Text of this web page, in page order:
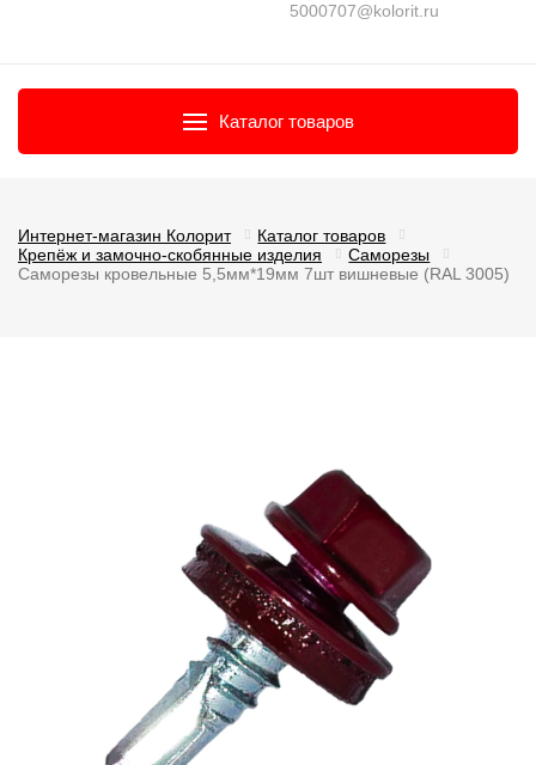
5000707@kolorit.ru
Каталог товаров
Интернет-магазин Колорит
Каталог товаров
Крепёж и замочно-скобянные изделия
Саморезы
Саморезы кровельные 5,5мм*19мм 7шт вишневые (RAL 3005)